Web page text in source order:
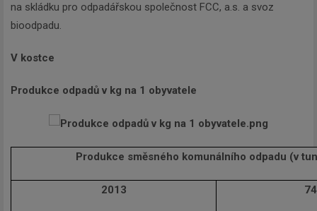
na skládku pro odpadářskou společnost FCC, a.s. a svoz
bioodpadu.
V kostce
Produkce odpadů v kg na 1 obyvatele
Produkce směsného komunálního odpadu (v
2013 74